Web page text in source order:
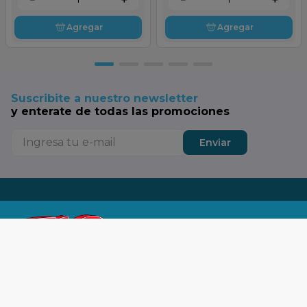
Agregar Agregar
Suscribite a nuestro newsletter
y enterate de todas las promociones
Enviar